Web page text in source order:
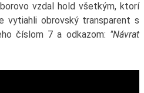
vzdal hold všetkým, ktorí
vytiahli obrovský transparent s
číslom 7 a odkazom: "Návrat